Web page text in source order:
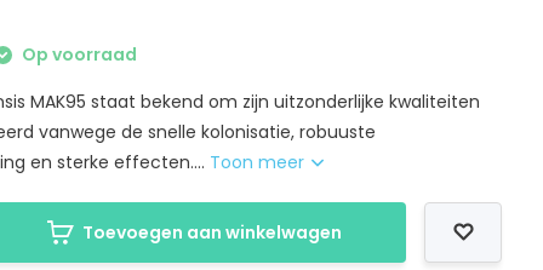
Op voorraad
MAK95 staat bekend om zijn uitzonderlijke kwaliteiten
vanwege de snelle kolonisatie, robuuste
en sterke effecten.... Toon meer
Toevoegen aan winkelwagen